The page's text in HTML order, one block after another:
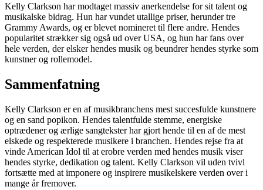
Kelly Clarkson har modtaget massiv anerkendelse for sit talent og
musikalske bidrag. Hun har vundet utallige priser, herunder tre
Grammy Awards, og er blevet nomineret til flere andre. Hendes
popularitet strækker sig også ud over USA, og hun har fans over
hele verden, der elsker hendes musik og beundrer hendes styrke som
kunstner og rollemodel.
Sammenfatning
Kelly Clarkson er en af musikbranchens mest succesfulde kunstnere
og en sand popikon. Hendes talentfulde stemme, energiske
optrædener og ærlige sangtekster har gjort hende til en af de mest
elskede og respekterede musikere i branchen. Hendes rejse fra at
vinde American Idol til at erobre verden med hendes musik viser
hendes styrke, dedikation og talent. Kelly Clarkson vil uden tvivl
fortsætte med at imponere og inspirere musikelskere verden over i
mange år fremover.